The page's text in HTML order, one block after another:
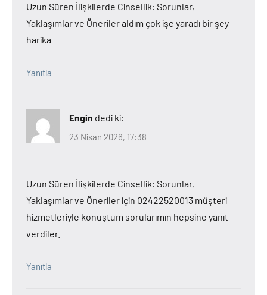
Uzun Süren İlişkilerde Cinsellik: Sorunlar,
Yaklaşımlar ve Öneriler aldım çok işe yaradı bir şey
harika
Yanıtla
Engin dedi ki:
23 Nisan 2026, 17:38
Uzun Süren İlişkilerde Cinsellik: Sorunlar,
Yaklaşımlar ve Öneriler için 02422520013 müşteri
hizmetleriyle konuştum sorularımın hepsine yanıt
verdiler.
Yanıtla